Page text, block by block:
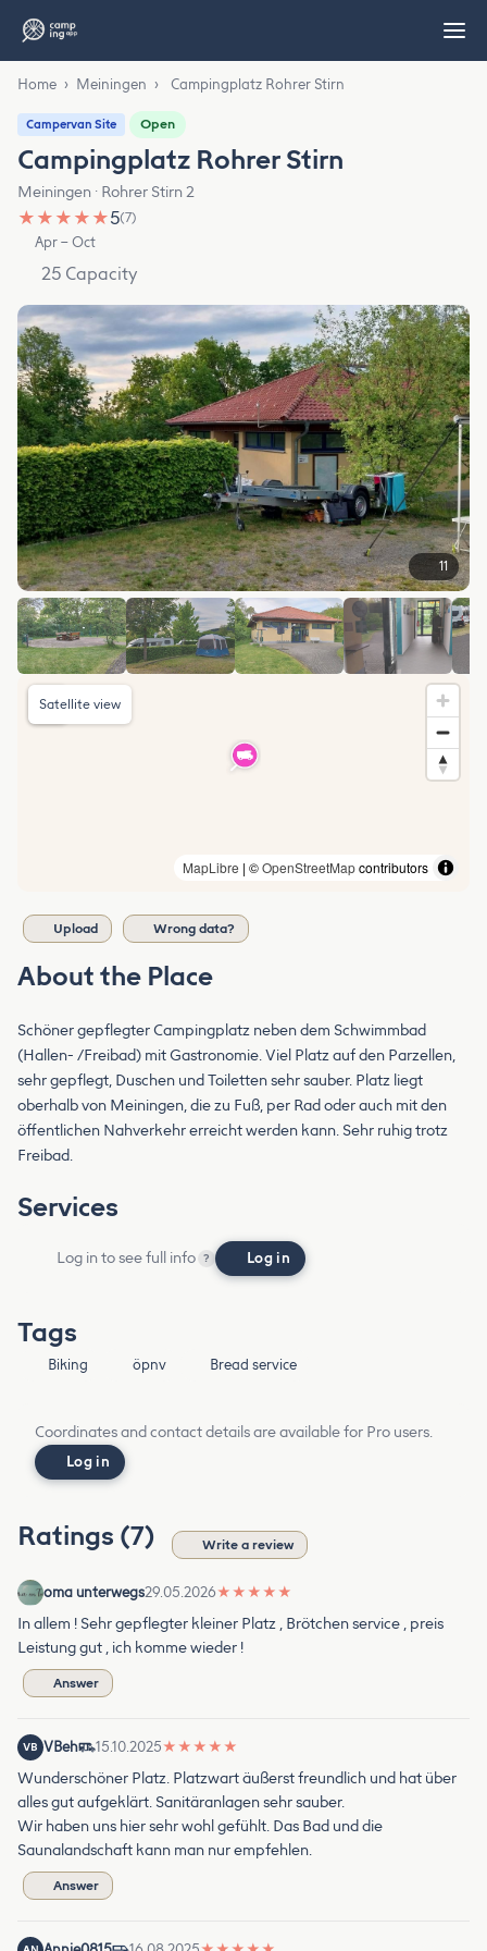
Home › Meiningen › Campingplatz Rohrer Stirn
Campervan Site Open
Campingplatz Rohrer Stirn
Meiningen · Rohrer Stirn 2
★ ★ ★ ★ ★5(7)
Apr – Oct
25 Capacity
11
MapLibre | ©OpenStreetMapcontributors
Satellite view
Upload Wrong data?
About the Place
Schöner gepflegter Campingplatz neben dem Schwimmbad
(Hallen- /Freibad) mit Gastronomie. Viel Platz auf den Parzellen,
sehr gepflegt, Duschen und Toiletten sehr sauber. Platz liegt
oberhalb von Meiningen, die zu Fuß, per Rad oder auch mit den
öffentlichen Nahverkehr erreicht werden kann. Sehr ruhig trotz
Freibad.
Services
Log in to see full info ? Log in
Tags
Biking öpnv Bread service
Coordinates and contact details are available for Pro users.
Log in
Ratings (7) Write a review
oma unterwegs29.05.2026★ ★ ★ ★ ★
In allem ! Sehr gepflegter kleiner Platz , Brötchen service , preis
Leistung gut , ich komme wieder !
Answer
VB VBeh 15.10.2025★ ★ ★ ★ ★
Wunderschöner Platz. Platzwart äußerst freundlich und hat über
alles gut aufgeklärt. Sanitäranlagen sehr sauber.
Wir haben uns hier sehr wohl gefühlt. Das Bad und die
Saunalandschaft kann man nur empfehlen.
Answer